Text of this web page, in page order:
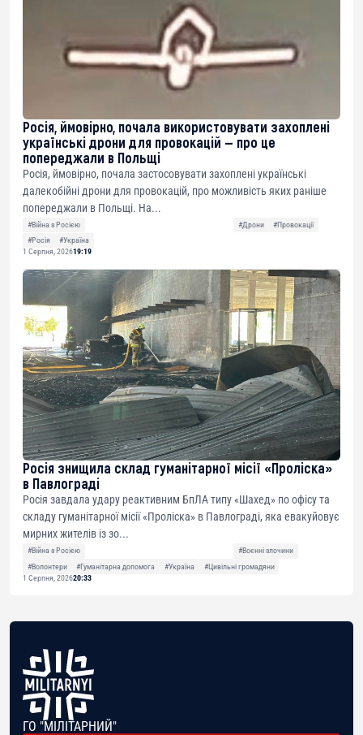
Росія, ймовірно, почала використовувати захоплені
українські дрони для провокацій — про це
попереджали в Польщі
Росія, ймовірно, почала застосовувати захоплені українські
далекобійні дрони для провокацій, про можливість яких раніше
попереджали в Польщі. На...
#Війна з Росією #Дрони
#Провокації
#Росія
#Україна
1 Серпня, 202619:19
Росія знищила склад гуманітарної місії «Проліска»
в Павлограді
Росія завдала удару реактивним БпЛА типу «Шахед» по офісу та
складу гуманітарної місії «Проліска» в Павлограді, яка евакуйовує
мирних жителів із зо...
#Війна з Росією
#Воєнні злочини
#Волонтери
#Гуманітарна допомога #Україна
#Цивільні громадяни
1 Серпня, 202620:33
ГО "МІЛІТАРНИЙ"